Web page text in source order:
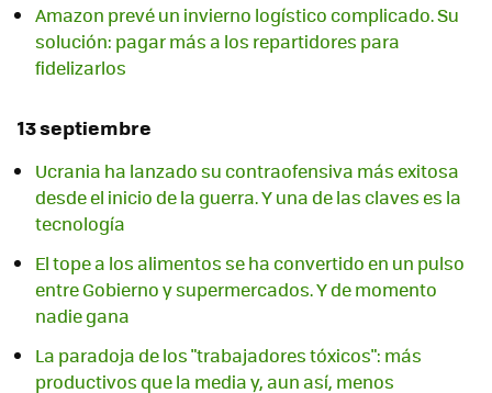
Amazon prevé un invierno logístico complicado. Su
solución: pagar más a los repartidores para
fidelizarlos
13 septiembre
Ucrania ha lanzado su contraofensiva más exitosa
desde el inicio de la guerra. Y una de las claves es la
tecnología
El tope a los alimentos se ha convertido en un pulso
entre Gobierno y supermercados. Y de momento
nadie gana
La paradoja de los "trabajadores tóxicos": más
productivos que la media y, aun así, menos